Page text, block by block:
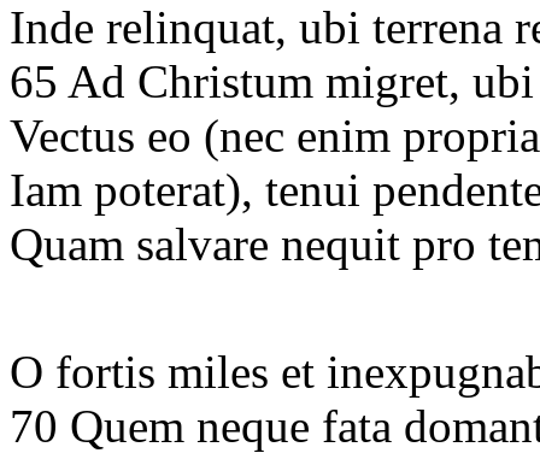
Inde relinquat, ubi terrena
65 Ad Christum migret,
Vectus eo (nec enim
Iam poterat), tenui
Quam salvare nequit pro
O fortis miles et
70 Quem neque fata